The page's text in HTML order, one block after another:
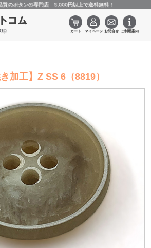
質のボタンの専門店 5,000円以上で送料無料！
加工】Z SS 6（8819）